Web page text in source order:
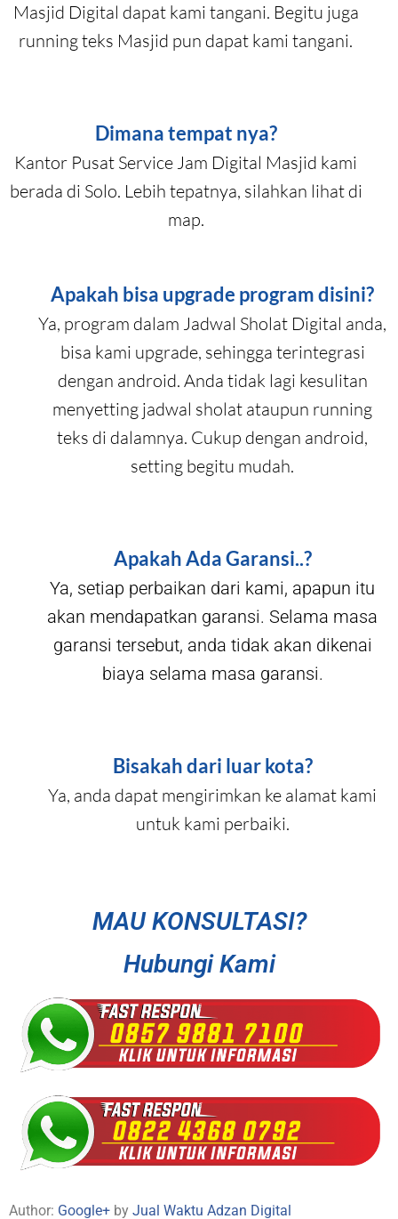
Masjid Digital dapat kami tangani. Begitu juga
running teks Masjid pun dapat kami tangani.
Dimana tempat nya?
Kantor Pusat Service Jam Digital Masjid kami
berada di Solo. Lebih tepatnya, silahkan lihat di
map.
Apakah bisa upgrade program disini?
Ya, program dalam Jadwal Sholat Digital anda,
bisa kami upgrade, sehingga terintegrasi
dengan android. Anda tidak lagi kesulitan
menyetting jadwal sholat ataupun running
teks di dalamnya. Cukup dengan android,
setting begitu mudah.
Apakah Ada Garansi..?
Ya, setiap perbaikan dari kami, apapun itu
akan mendapatkan garansi. Selama masa
garansi tersebut, anda tidak akan dikenai
biaya selama masa garansi.
Bisakah dari luar kota?
Ya, anda dapat mengirimkan ke alamat kami
untuk kami perbaiki.
MAU KONSULTASI?
Hubungi Kami
Author: Google+ by Jual Waktu Adzan Digital